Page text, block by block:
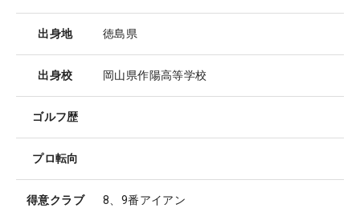
出身地 徳島県
出身校 岡山県作陽高等学校
ゴルフ歴
プロ転向
得意クラブ 8、9番アイアン